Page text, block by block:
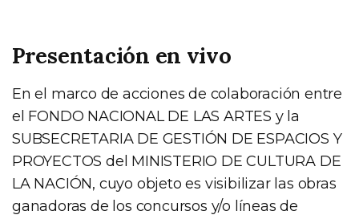
Presentación en vivo
En el marco de acciones de colaboración entre
el FONDO NACIONAL DE LAS ARTES y la
SUBSECRETARIA DE GESTIÓN DE ESPACIOS Y
PROYECTOS del MINISTERIO DE CULTURA DE
LA NACIÓN, cuyo objeto es visibilizar las obras
ganadoras de los concursos y/o líneas de